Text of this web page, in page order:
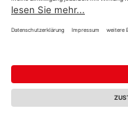
Impressum AGB
Reservierungsbedingungen